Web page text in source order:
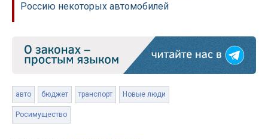
Россию некоторых автомобилей
авто бюджет транспорт Новые люди
Росимущество